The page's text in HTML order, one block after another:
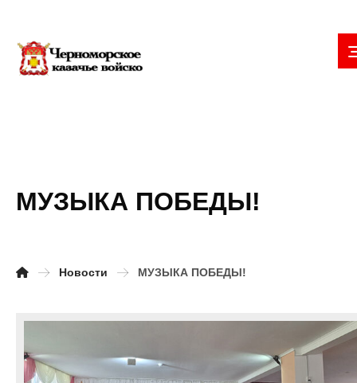
МУЗЫКА ПОБЕДЫ!
Новости МУЗЫКА ПОБЕДЫ!